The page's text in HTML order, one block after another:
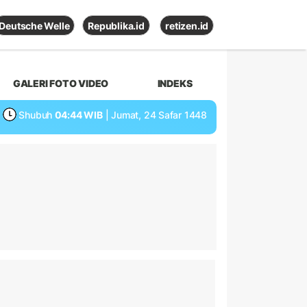
Deutsche Welle Republika.id retizen.id
GALERI FOTO VIDEO INDEKS
Shubuh 04:44 WIB | Jumat, 24 Safar 1448